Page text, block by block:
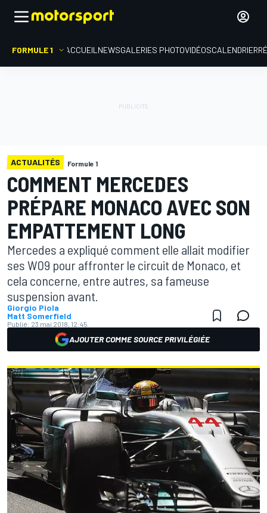
FORMULE 1 ACCUEIL NEWSGALERIES PHOTOVIDÉOSCALENDRIER
ACTUALITÉS Formule 1
COMMENT MERCEDES
PRÉPARE MONACO AVEC SON
EMPATTEMENT LONG
Mercedes a expliqué comment elle allait modifier
ses W09 pour affronter le circuit de Monaco, et
cela concerne, entre autres, sa fameuse
suspension avant.
Giorgio Piola
Matt Somerfield
Publié: 23 mai 2018, 12:45
AJOUTER COMME SOURCE PRIVILÉGIÉE